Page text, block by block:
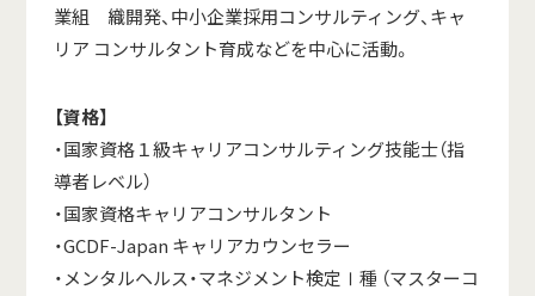
業組 織開発、中小企業採用コンサルティング、キャ
リア コンサルタント育成などを中心に活動。
【資格】
・国家資格１級キャリアコンサルティング技能士（指
導者レベル）
・国家資格キャリアコンサルタント
・GCDF-Japan キャリアカウンセラー
・メンタルヘルス・マネジメント検定Ⅰ種 （マスターコ